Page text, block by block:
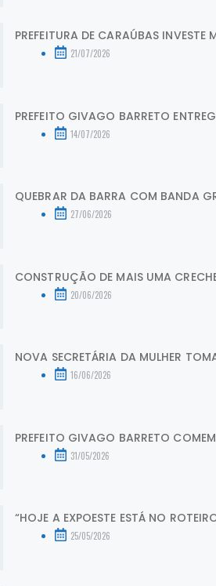
PREFEITURA DE CARAÚBAS
21/07/2026
PREFEITO GIVAGO BARRETO
14/07/2026
QUEBRAR DA BARRA COM BANDA
27/06/2026
CONSTRUÇÃO DE MAIS UMA
20/06/2026
NOVA SECRETÁRIA DA MULHER
16/06/2026
PREFEITO GIVAGO BARRETO
31/05/2026
“HOJE A EXPOESTE ESTÁ NO
25/05/2026